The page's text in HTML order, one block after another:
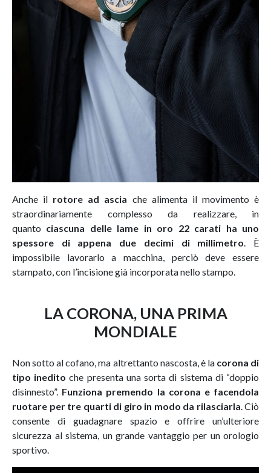
Anche il rotore ad ascia che alimenta il movimento è
straordinariamente complesso da realizzare, in
quanto ciascuna delle lame in oro 22 carati ha uno
spessore di appena due decimi di millimetro. È
impossibile lavorarlo a macchina, perciò deve essere
stampato, con l’incisione già incorporata nello stampo.
LA CORONA, UNA PRIMA
MONDIALE
Non sotto al cofano, ma altrettanto nascosta, è la corona di
tipo inedito che presenta una sorta di sistema di “doppio
disinnesto”. Funziona premendo la corona e facendola
ruotare per tre quarti di giro in modo da rilasciarla. Ciò
consente di guadagnare spazio e offrire un’ulteriore
sicurezza al sistema, un grande vantaggio per un orologio
sportivo.